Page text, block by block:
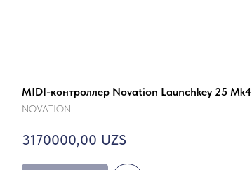
MIDI-контроллер Novation Launchkey 25 Mk4
NOVATION
3170000,00 UZS